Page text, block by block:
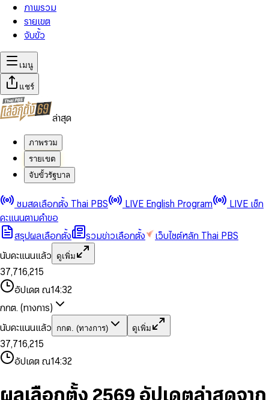
ภาพรวม
รายเขต
จับขั้ว
เมนู
แชร์
ล่าสุด
ภาพรวม
รายเขต
จับขั้วรัฐบาล
ชมสดเลือกตั้ง Thai PBS LIVE English Program
LIVE เช็ก
คะแนนตามคำขอ
สรุปผลเลือกตั้ง
รวมข่าวเลือกตั้ง
เว็บไซต์หลัก Thai PBS
นับคะแนนแล้ว
ดูเพิ่ม
0
1
2
3
4
5
6
8
9
0
1
2
3
4
5
6
7
8
9
,
0
1
2
4
6
7
8
9
0
1
2
3
4
5
6
7
8
9
0
1
3
5
6
7
8
9
,
1
2
4
5
7
8
9
0
1
3
4
6
7
8
9
0
2
3
4
5
7
8
อัปเดต ณ14:32
กกต. (ทางการ)
นับคะแนนแล้ว
กกต. (ทางการ) ดูเพิ่ม
0
1
2
3
4
5
7
0
1
2
4
5
6
7
8
9
,
0
1
2
4
6
7
8
9
0
1
2
3
5
0
1
3
5
6
7
8
,
1
2
4
6
0
1
3
5
0
2
3
4
5
7
9
อัปเดต ณ14:32